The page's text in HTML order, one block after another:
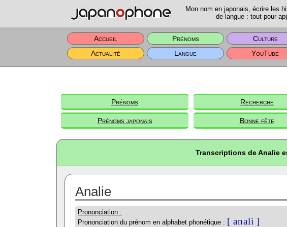
Mon nom en japonais, écrire les
de langue : tout pour
Accueil Prénoms Culture
Actualité
Langue YouTube
Prénoms Recherche
Prénoms japonais Bonne fête
Transcriptions de Analie
Analie
Prononciation :
Prononciation du prénom en alphabet phonétique : [ anali ]